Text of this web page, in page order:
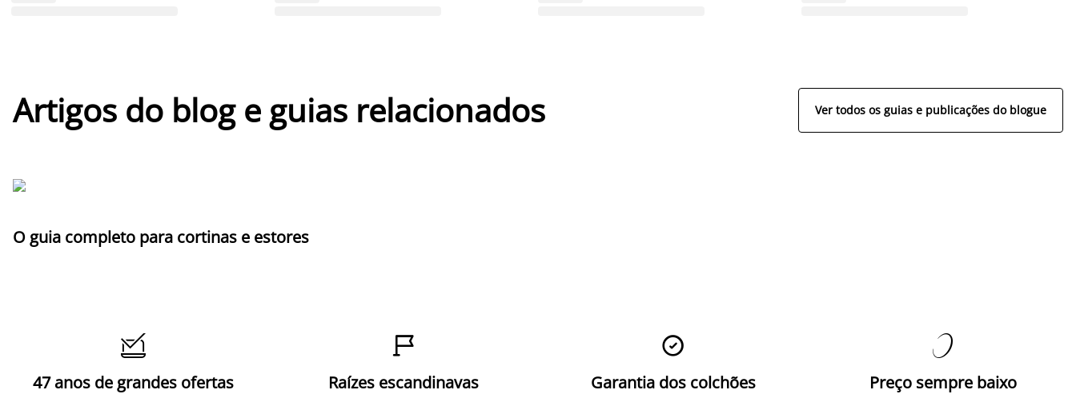
Artigos do blog e guias relacionados Ver todos os guias e publicações do blogue
O guia completo para cortinas e estores

47 anos de grandes ofertas

Raízes escandinavas

Garantia dos colchões

Preço sempre baixo